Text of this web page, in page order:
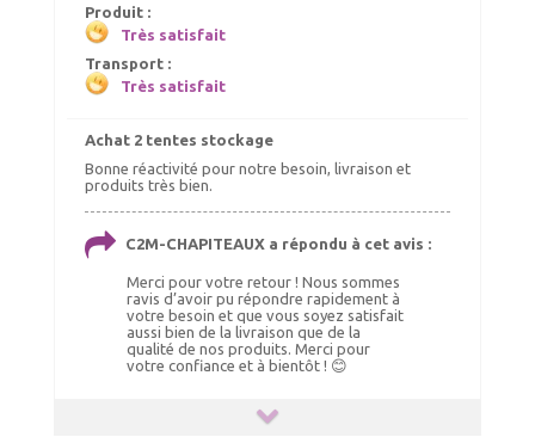
Produit :
Très satisfait
Transport :
Très satisfait
Achat 2 tentes stockage
Bonne réactivité pour notre besoin, livraison et
produits très bien.
C2M-CHAPITEAUX a répondu à cet avis :
Merci pour votre retour ! Nous sommes
ravis d’avoir pu répondre rapidement à
votre besoin et que vous soyez satisfait
aussi bien de la livraison que de la
qualité de nos produits. Merci pour
votre confiance et à bientôt ! 😊